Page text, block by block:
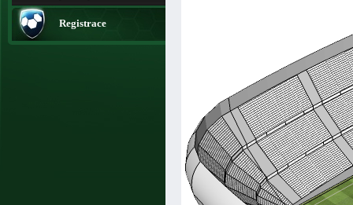
Registrace